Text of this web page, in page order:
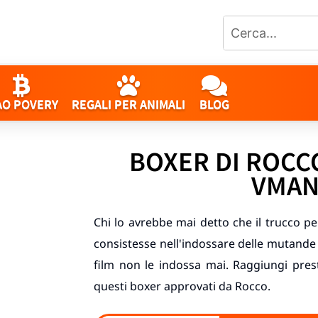
POVERY REGALI PER ANIMALI BLOG
BOXER DI
Chi lo avrebbe mai detto che il trucco
consistesse nell'indossare delle
film non le indossa mai. Raggiungi
questi boxer approvati da Rocco.